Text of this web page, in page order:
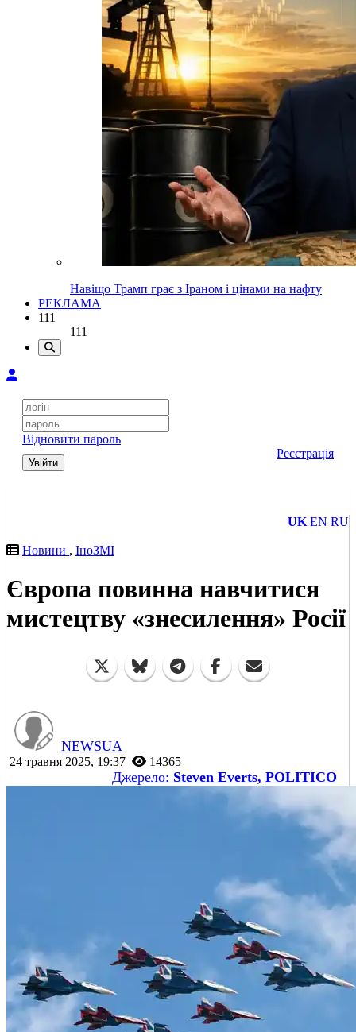
Навіщо Трамп грає з Іраном і цінами на нафту
РЕКЛАМА
111
111
Відновити пароль
Увійти
Реєстрація
UK EN RU
Новини , ІноЗМІ
Європа повинна навчитися
мистецтву «знесилення» Росії
NEWSUA
24 травня 2025, 19:37 14365
Джерело: Steven Everts, POLITICO